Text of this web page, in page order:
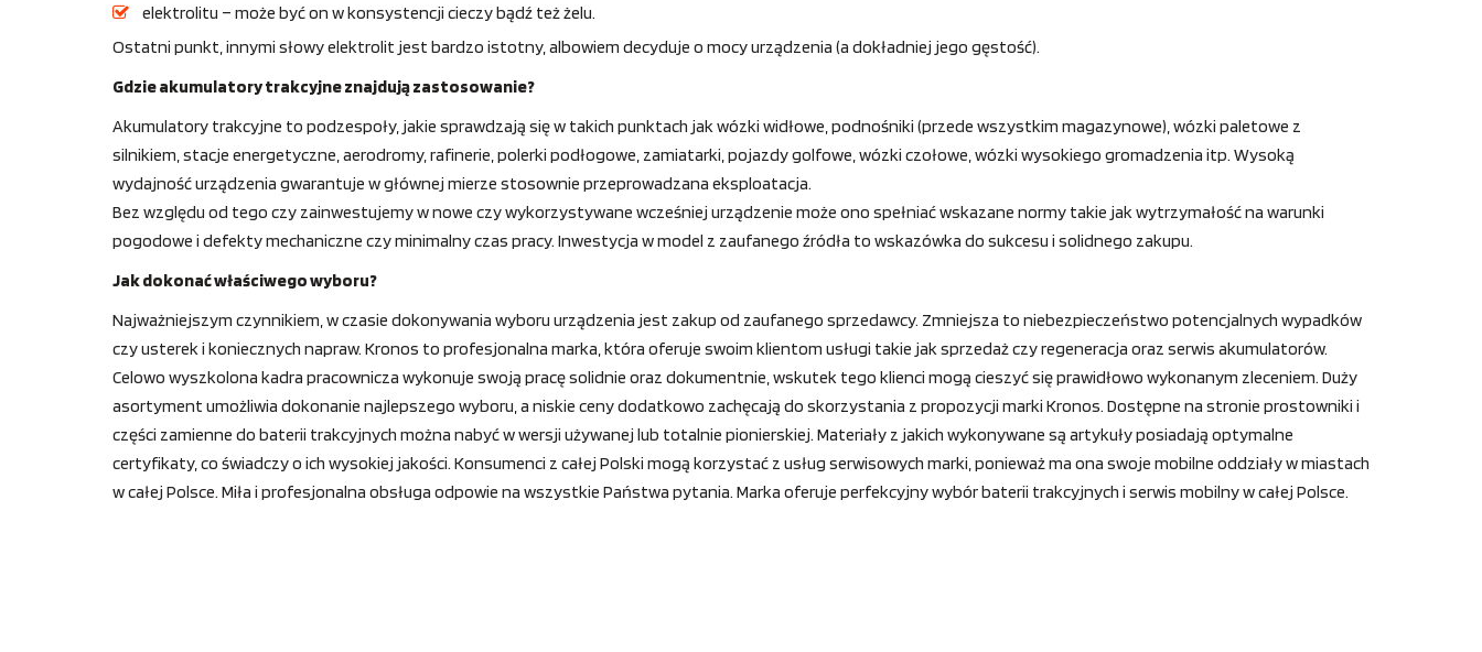
elektrolitu – może być on w konsystencji cieczy bądź też żelu.
Ostatni punkt, innymi słowy elektrolit jest bardzo istotny, albowiem decyduje o mocy urządzenia (a dokładniej jego gęstość).
Gdzie akumulatory trakcyjne znajdują zastosowanie?
Akumulatory trakcyjne to podzespoły, jakie sprawdzają się w takich punktach jak wózki widłowe, podnośniki (przede wszystkim magazynowe), wózki paletowe z
silnikiem, stacje energetyczne, aerodromy, rafinerie, polerki podłogowe, zamiatarki, pojazdy golfowe, wózki czołowe, wózki wysokiego gromadzenia itp. Wysoką
wydajność urządzenia gwarantuje w głównej mierze stosownie przeprowadzana eksploatacja.
Bez względu od tego czy zainwestujemy w nowe czy wykorzystywane wcześniej urządzenie może ono spełniać wskazane normy takie jak wytrzymałość na warunki
pogodowe i defekty mechaniczne czy minimalny czas pracy. Inwestycja w model z zaufanego źródła to wskazówka do sukcesu i solidnego zakupu.
Jak dokonać właściwego wyboru?
Najważniejszym czynnikiem, w czasie dokonywania wyboru urządzenia jest zakup od zaufanego sprzedawcy. Zmniejsza to niebezpieczeństwo potencjalnych wypadków
czy usterek i koniecznych napraw. Kronos to profesjonalna marka, która oferuje swoim klientom usługi takie jak sprzedaż czy regeneracja oraz serwis akumulatorów.
Celowo wyszkolona kadra pracownicza wykonuje swoją pracę solidnie oraz dokumentnie, wskutek tego klienci mogą cieszyć się prawidłowo wykonanym zleceniem. Duży
asortyment umożliwia dokonanie najlepszego wyboru, a niskie ceny dodatkowo zachęcają do skorzystania z propozycji marki Kronos. Dostępne na stronie prostowniki i
części zamienne do baterii trakcyjnych można nabyć w wersji używanej lub totalnie pionierskiej. Materiały z jakich wykonywane są artykuły posiadają optymalne
certyfikaty, co świadczy o ich wysokiej jakości. Konsumenci z całej Polski mogą korzystać z usług serwisowych marki, ponieważ ma ona swoje mobilne oddziały w miastach
w całej Polsce. Miła i profesjonalna obsługa odpowie na wszystkie Państwa pytania. Marka oferuje perfekcyjny wybór baterii trakcyjnych i serwis mobilny w całej Polsce.